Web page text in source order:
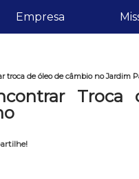
Empresa
troca de óleo de câmbio no Jardim